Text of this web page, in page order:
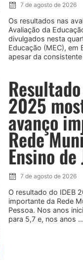
7 de agosto de 2026
Os resultados nas
Avaliação da
divulgados nesta
Educação (MEC), em
apesar da
2025
avanço
Rede
Ensino de
7 de agosto de 2026
O resultado do IDEB
importante da Rede
Pessoa. Nos anos
para 5,7 e, nos anos ...